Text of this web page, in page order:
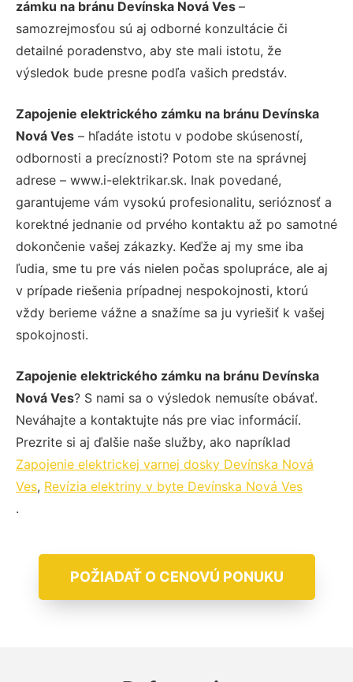
zámku na bránu Devínska Nová Ves –
samozrejmosťou sú aj odborné konzultácie či
detailné poradenstvo, aby ste mali istotu, že
výsledok bude presne podľa vašich predstáv.
Zapojenie elektrického zámku na bránu Devínska
Nová Ves – hľadáte istotu v podobe skúseností,
odbornosti a precíznosti? Potom ste na správnej
adrese – www.i-elektrikar.sk. Inak povedané,
garantujeme vám vysokú profesionalitu, serióznosť a
korektné jednanie od prvého kontaktu až po samotné
dokončenie vašej zákazky. Keďže aj my sme iba
ľudia, sme tu pre vás nielen počas spolupráce, ale aj
v prípade riešenia prípadnej nespokojnosti, ktorú
vždy berieme vážne a snažíme sa ju vyriešiť k vašej
spokojnosti.
Zapojenie elektrického zámku na bránu Devínska
Nová Ves? S nami sa o výsledok nemusíte obávať.
Neváhajte a kontaktujte nás pre viac informácií.
Prezrite si aj ďalšie naše služby, ako napríklad
Zapojenie elektrickej varnej dosky Devínska Nová
Ves, Revízia elektriny v byte Devínska Nová Ves
.
POŽIADAŤ O CENOVÚ PONUKU